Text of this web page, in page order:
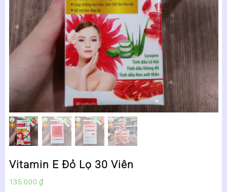
Vitamin E Đỏ Lọ 30 Viên
135.000₫